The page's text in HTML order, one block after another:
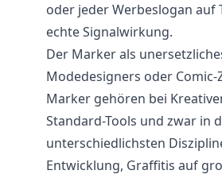
oder jeder Werbeslogan auf
echte Signalwirkung.
Der Marker als
Modedesigners oder Comic-
Marker gehören bei
Standard-Tools und zwar in
unterschiedlichsten
Entwicklung, Graffitis auf